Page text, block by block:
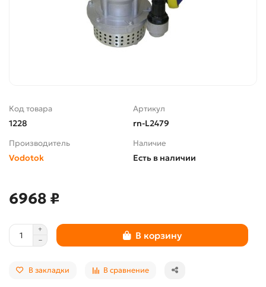
Код товара
1228
Артикул
rn-L2479
Производитель
Vodotok
Наличие
Есть в наличии
6968 ₽
В корзину
В закладки В сравнение